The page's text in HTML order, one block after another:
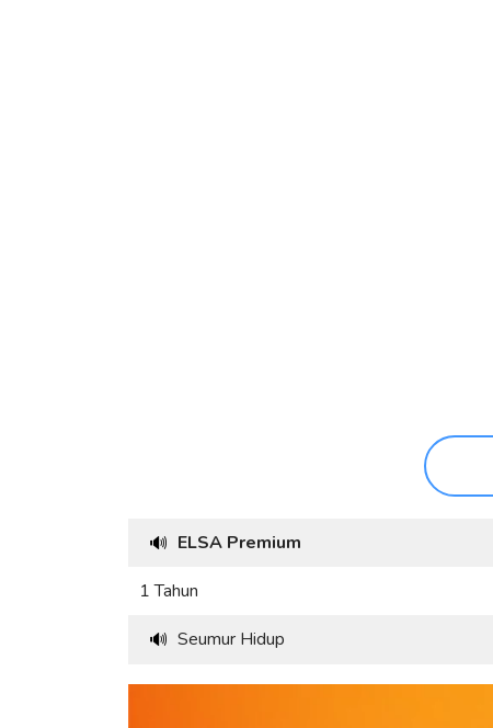
🔊 ELSA Premium
1 Tahun
🔊 Seumur Hidup